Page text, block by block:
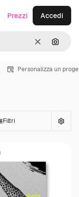
CancellaCerca
Prezzi Accedi
Personalizza un
Filtri